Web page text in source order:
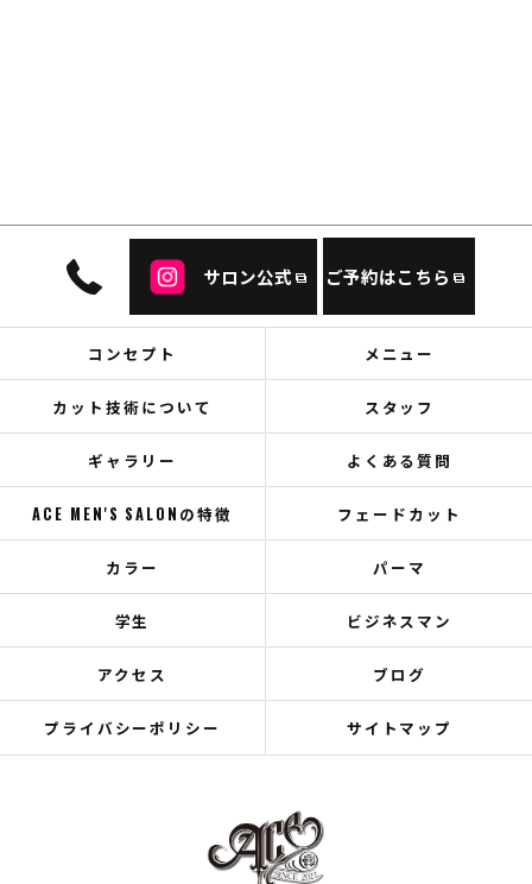
サロン公式 ご予約はこちら
コンセプト メニュー
カット技術について スタッフ
ギャラリー よくある質問
ACE MEN'S SALONの特徴 フェードカット
カラー パーマ
学生 ビジネスマン
アクセス ブログ
プライバシーポリシー サイトマップ